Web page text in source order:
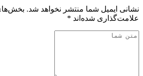
نشانی ایمیل شما منتشر نخواهد شد.
علامت‌گذاری شده‌اند *